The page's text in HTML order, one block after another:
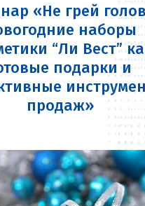
«Не грей
наборы
“Ли Вест”
подарки и
продаж»